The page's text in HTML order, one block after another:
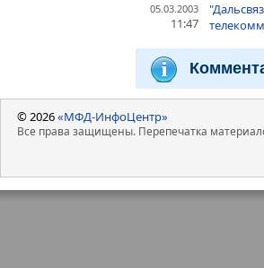
05.03.2003
11:47
© 2026«МФД-ИнфоЦентр»
Все права защищены. Перепечатка